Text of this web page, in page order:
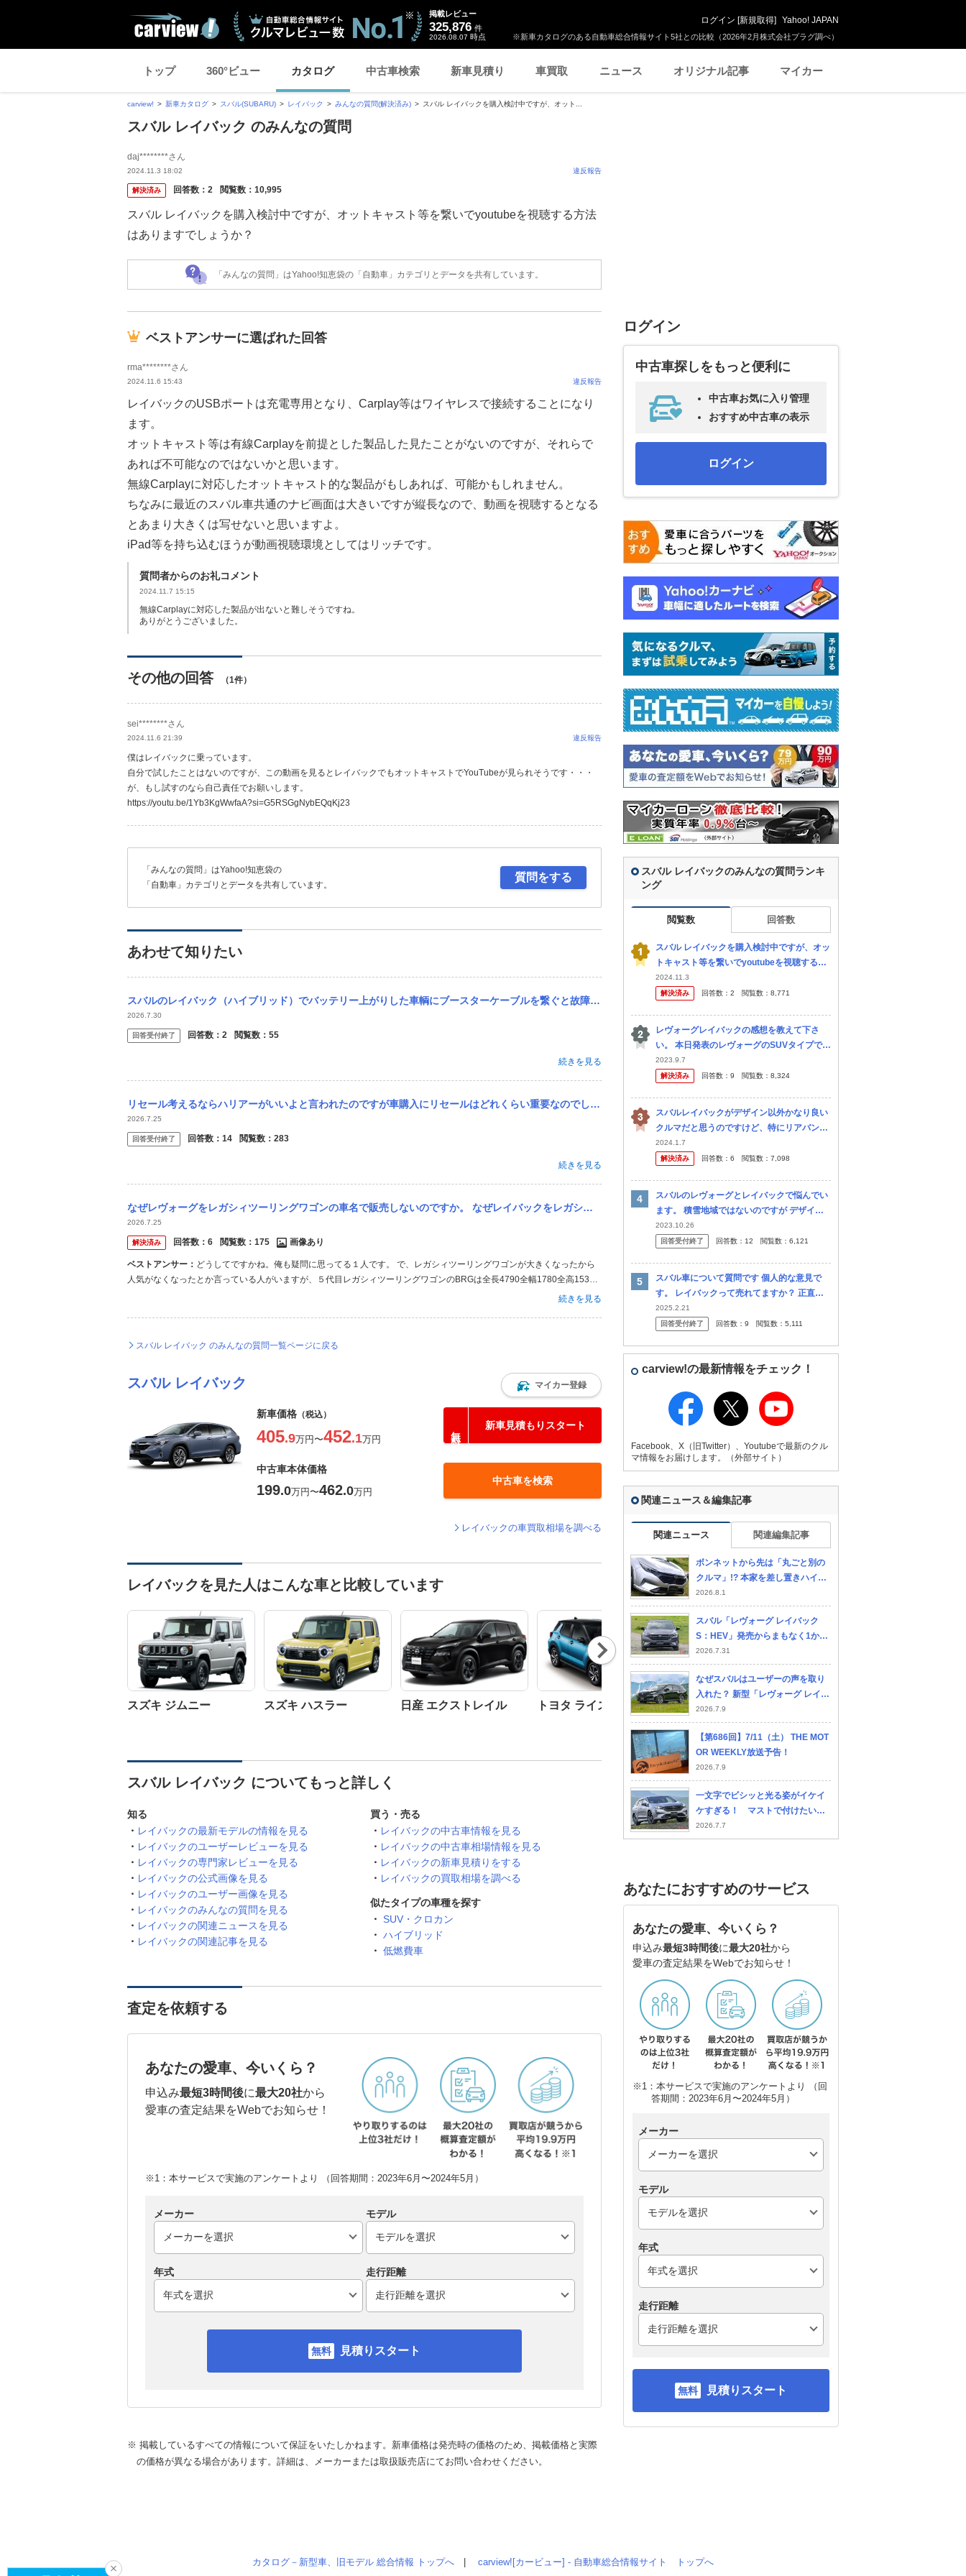
※新車カタログのある自動車総合情報サイト5社との比較（2026年2月株式会社プラグ調べ）
掲載レビュー
325,876 件
2026.08.07 時点
ログイン [新規取得] Yahoo! JAPAN
トップ 360°ビュー カタログ 中古車検索 新車見積り 車買取 ニュース オリジナル記事 マイカー
carview! 新車カタログ スバル(SUBARU) レイバック みんなの質問(解決済み) スバル レイバックを購入検討中ですが、オット...
スバル レイバック のみんなの質問
daj********さん
2024.11.3 18:02 違反報告
解決済み 回答数： 2 閲覧数： 10,995
スバル レイバックを購入検討中ですが、オットキャスト等を繋いでyoutubeを視聴する方法
はありますでしょうか？
「みんなの質問」はYahoo!知恵袋の「自動車」カテゴリとデータを共有しています。
ベストアンサーに選ばれた回答
rma********さん
2024.11.6 15:43 違反報告
レイバックのUSBポートは充電専用となり、Carplay等はワイヤレスで接続することになり
ます。
オットキャスト等は有線Carplayを前提とした製品した見たことがないのですが、それらで
あれば不可能なのではないかと思います。
無線Carplayに対応したオットキャスト的な製品がもしあれば、可能かもしれません。
ちなみに最近のスバル車共通のナビ画面は大きいですが縦長なので、動画を視聴するとなる
とあまり大きくは写せないと思いますよ。
iPad等を持ち込むほうが動画視聴環境としてはリッチです。
質問者からのお礼コメント
2024.11.7 15:15
無線Carplayに対応した製品が出ないと難しそうですね。
ありがとうございました。
その他の回答 （1件）
sei********さん
2024.11.6 21:39 違反報告
僕はレイバックに乗っています。
自分で試したことはないのですが、この動画を見るとレイバックでもオットキャストでYouTubeが見られそうです・・・
が、もし試すのなら自己責任でお願いします。
https://youtu.be/1Yb3KgWwfaA?si=G5RSGgNybEQqKj23
「みんなの質問」はYahoo!知恵袋の
「自動車」カテゴリとデータを共有しています。
質問をする
あわせて知りたい
スバルのレイバック（ハイブリッド）でバッテリー上がりした車輌にブースターケーブルを繋ぐと故障しますか？。
2026.7.30
回答受付終了 回答数： 2 閲覧数： 55
続きを見る
リセール考えるならハリアーがいいよと言われたのですが車購入にリセールはどれくらい重要なのでしょうか 自分はアイサイトXと安全性能が気に入ったのでスバルのレイバックのハイブリッドモデルを考えていま...
2026.7.25
回答受付終了 回答数： 14 閲覧数： 283
続きを見る
なぜレヴォーグをレガシィツーリングワゴンの車名で販売しないのですか。 なぜレイバックをレガシィアウトバックの車名で販売しないのですか。 ・・・・・・・・・・・・・・・・・・・・・・・・・・・・...
2026.7.25
解決済み 回答数： 6 閲覧数： 175 画像あり
ベストアンサー： どうしてですかね。俺も疑問に思ってる１人です。 で、レガシィツーリングワゴンが大きくなったから
人気がなくなったとか言っている人がいますが、５代目レガシィツーリングワゴンのBRGは全長4790全幅1780全高1535
に対して現行レヴォーグは全長4755全幅1795全高1500で、5代目レガシィは言われている程大きくはないのですよ。 （ち
続きを見る
スバル レイバック のみんなの質問一覧ページに戻る
スバル レイバック マイカー登録
新車価格 （税込）
405.9万円〜452.1万円
新車見積もりスタート
中古車本体価格
199.0万円〜462.0万円
中古車を検索
レイバックの車買取相場を調べる
レイバックを見た人はこんな車と比較しています
スズキ ジムニー スズキ ハスラー 日産 エクストレイル トヨタ ライズ
トヨタ ハリアーハイブ
リッド
Nex
t
スバル レイバック についてもっと詳しく
知る
レイバックの最新モデルの情報を見る
レイバックのユーザーレビューを見る
レイバックの専門家レビューを見る
レイバックの公式画像を見る
レイバックのユーザー画像を見る
レイバックのみんなの質問を見る
レイバックの関連ニュースを見る
レイバックの関連記事を見る
買う・売る
レイバックの中古車情報を見る
レイバックの中古車相場情報を見る
レイバックの新車見積りをする
レイバックの買取相場を調べる
似たタイプの車種を探す
SUV・クロカン
ハイブリッド
低燃費車
査定を依頼する
あなたの愛車、今いくら？
申込み最短3時間後に最大20社から
愛車の査定結果をWebでお知らせ！
※1：本サービスで実施のアンケートより （回答期間：2023年6月〜2024年5月）
メーカー モデル
年式 走行距離
見積りスタート
※ 掲載しているすべての情報について保証をいたしかねます。新車価格は発売時の価格のため、掲載価格と実際
の価格が異なる場合があります。詳細は、メーカーまたは取扱販売店にてお問い合わせください。
ログイン
中古車探しをもっと便利に
中古車お気に入り管理
おすすめ中古車の表示
ログイン
スバル レイバックのみんなの質問ランキ
ング
閲覧数 回答数
スバル レイバックを購入検討中ですが、オッ
トキャスト等を繋いでyoutubeを視聴する方
法はありますでしょうか？
2024.11.3
解決済み
回答数： 2 閲覧数： 8,771
レヴォーグレイバックの感想を教えて下さ
い。 本日発表のレヴォーグのSUVタイプです
が、個人的にはグリルの古くささに唖然とし
ました。 またエンジンも1.8Lターボというこ
2023.9.7
解決済み
回答数： 9 閲覧数： 8,324
スバルレイバックがデザイン以外かなり良い
クルマだと思うのですけど、特にリアバンパ
ーデザインが流石におじいちゃんの商用バン
臭すぎませんか？ ボディ色が白やシルバーだ
2024.1.7
解決済み
回答数： 6 閲覧数： 7,098
スバルのレヴォーグとレイバックで悩んでい
ます。 積雪地域ではないのですが デザイン
はレイバックが好みです。 維持費を考えると
レヴォーグにするべきでしょうか？
2023.10.26
回答受付終了
回答数： 12 閲覧数： 6,121
スバル車について質問です 個人的な意見で
す。 レイバックって売れてますか？ 正直今
のラインナップでレイバックは選択肢に入ら
ないと思うんです。 SUVなら安定のフォレス
2025.2.21
回答受付終了
回答数： 9 閲覧数： 5,111
carview!の最新情報をチェック！
Facebook、X（旧Twitter）、Youtubeで最新のクル
マ情報をお届けします。（外部サイト）
関連ニュース＆編集記事
関連ニュース 関連編集記事
ボンネットから先は「丸ごと別の
クルマ」!? 本家を差し置きハイブ
リッド化のナゼ 新レイバック“超
スピード開発”の裏側
2026.8.1
スバル「レヴォーグ レイバック
S：HEV」発売からまもなく1か月
経過 ユーザーから寄せられた反響
は？
2026.7.31
なぜスバルはユーザーの声を取り
入れた？ 新型「レヴォーグ レイバ
ック」ストロングハイブリッドモ
デルに見る“アジャイル開発”のね
らい
2026.7.9
【第686回】7/11（土） THE MOT
OR WEEKLY放送予告！
2026.7.9
一文字でビシッと光る姿がイケイ
ケすぎる！ マストで付けたい新
型レイバックS:HEVのアクセサリ
ー
2026.7.7
あなたにおすすめのサービス
あなたの愛車、今いくら？
申込み最短3時間後に最大20社から
愛車の査定結果をWebでお知らせ！
※1：本サービスで実施のアンケートより （回
答期間：2023年6月〜2024年5月）
メーカー
モデル
年式
走行距離
見積りスタート
カタログ－新型車、旧モデル 総合情報 トップへ carview![カービュー] - 自動車総合情報サイト トップへ